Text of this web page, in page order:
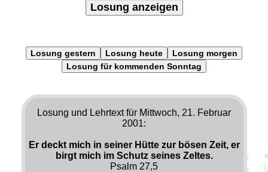
Losung anzeigen
Losung gestern Losung heute
Losung morgen
Losung für kommenden Sonntag
Losung und Lehrtext für Mittwoch, 21. Februar
2001:
Er deckt mich in seiner Hütte zur bösen Zeit, er
birgt mich im Schutz seines Zeltes.
Psalm 27,5